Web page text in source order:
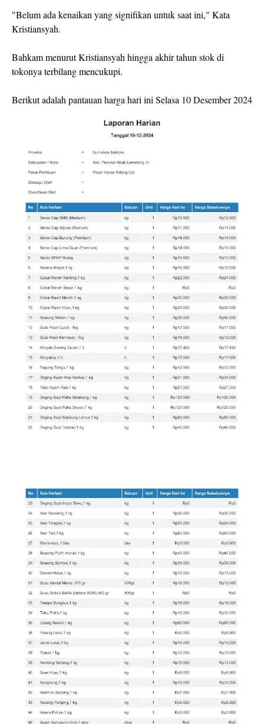
"Belum ada kenaikan yang signifikan untuk saat ini," Kata
Kristiansyah.
Bahkam menurut Kristiansyah hingga akhir tahun stok di
tokonya terbilang mencukupi.
Berikut adalah pantauan harga hari ini Selasa 10 Desember 2024